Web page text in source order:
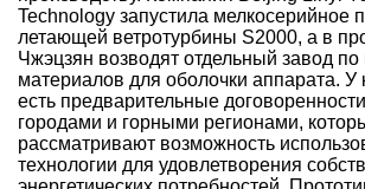
Technology запустила мелкосерийное
летающей ветротурбины S2000, а в
Чжэцзян возводят отдельный завод по
материалов для оболочки аппарата.
есть предварительные
городами и горными регионами,
рассматривают возможность
технологии для удовлетворения